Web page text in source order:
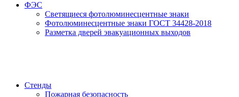
ФЭС
Светящиеся фотолюминесцентные знаки
Фотолюминесцентные знаки ГОСТ 34428-2018
Разметка дверей эвакуационных выходов
Стенды
Пожарная безопасность